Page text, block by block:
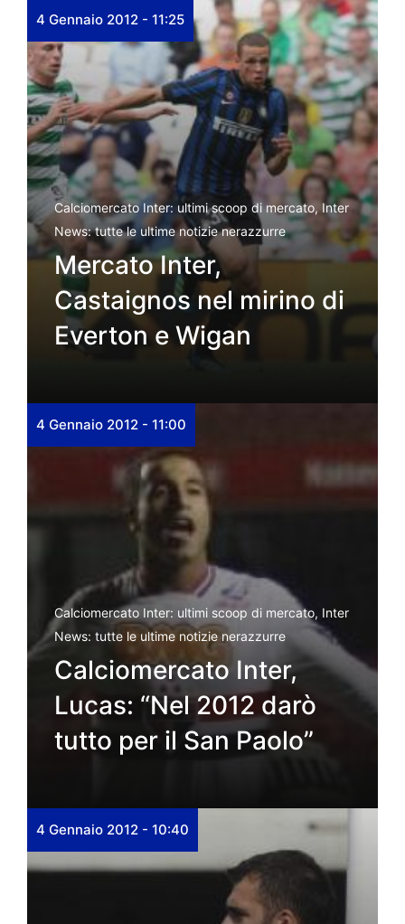
4 Gennaio 2012 - 11:25
Calciomercato Inter: ultimi scoop di mercato, Inter
News: tutte le ultime notizie nerazzurre
Mercato Inter,
Castaignos nel mirino di
Everton e Wigan
4 Gennaio 2012 - 11:00
Calciomercato Inter: ultimi scoop di mercato, Inter
News: tutte le ultime notizie nerazzurre
Calciomercato Inter,
Lucas: “Nel 2012 darò
tutto per il San Paolo”
4 Gennaio 2012 - 10:40